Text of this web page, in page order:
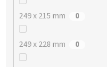
249 x 215 mm 0
249 x 228 mm 0